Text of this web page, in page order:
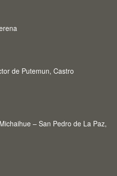
de Putemun, Castro
– San Pedro de La Paz,